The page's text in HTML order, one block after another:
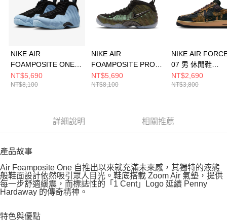
NIKE AIR
FOAMPOSITE ONE
男 休閒鞋 HJ6014400
NT$5,690
NT$8,100
NIKE AIR
FOAMPOSITE PRO
男 休閒鞋 HF0794300
NT$5,690
NT$8,100
NIKE AIR
07 男 休閒鞋
IH1221900
NT$2,690
NT$3,800
詳細說明 相關推薦
產品故事
Air Foamposite One 自推出以來就充滿未來感，其獨特的液態
般鞋面設計依然吸引眾人目光。鞋底搭載 Zoom Air 氣墊，提供
每一步舒適緩震，而標誌性的「1 Cent」Logo 延續 Penny
Hardaway 的傳奇精神。
特色與優點